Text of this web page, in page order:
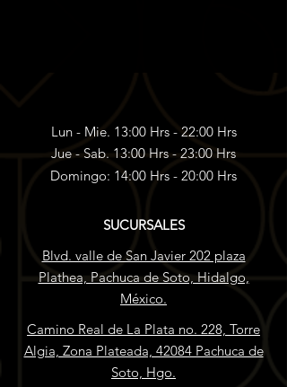
Lun - Mie. 13:00 Hrs - 22:00 Hrs
Jue - Sab. 13:00 Hrs - 23:00 Hrs
Domingo: 14:00 Hrs - 20:00 Hrs
SUCURSALES
Blvd. valle de San Javier 202 plaza
Plathea, Pachuca de Soto, Hidalgo,
México.
Camino Real de La Plata no. 228, Torre
Algia, Zona Plateada, 42084 Pachuca de
Soto, Hgo.